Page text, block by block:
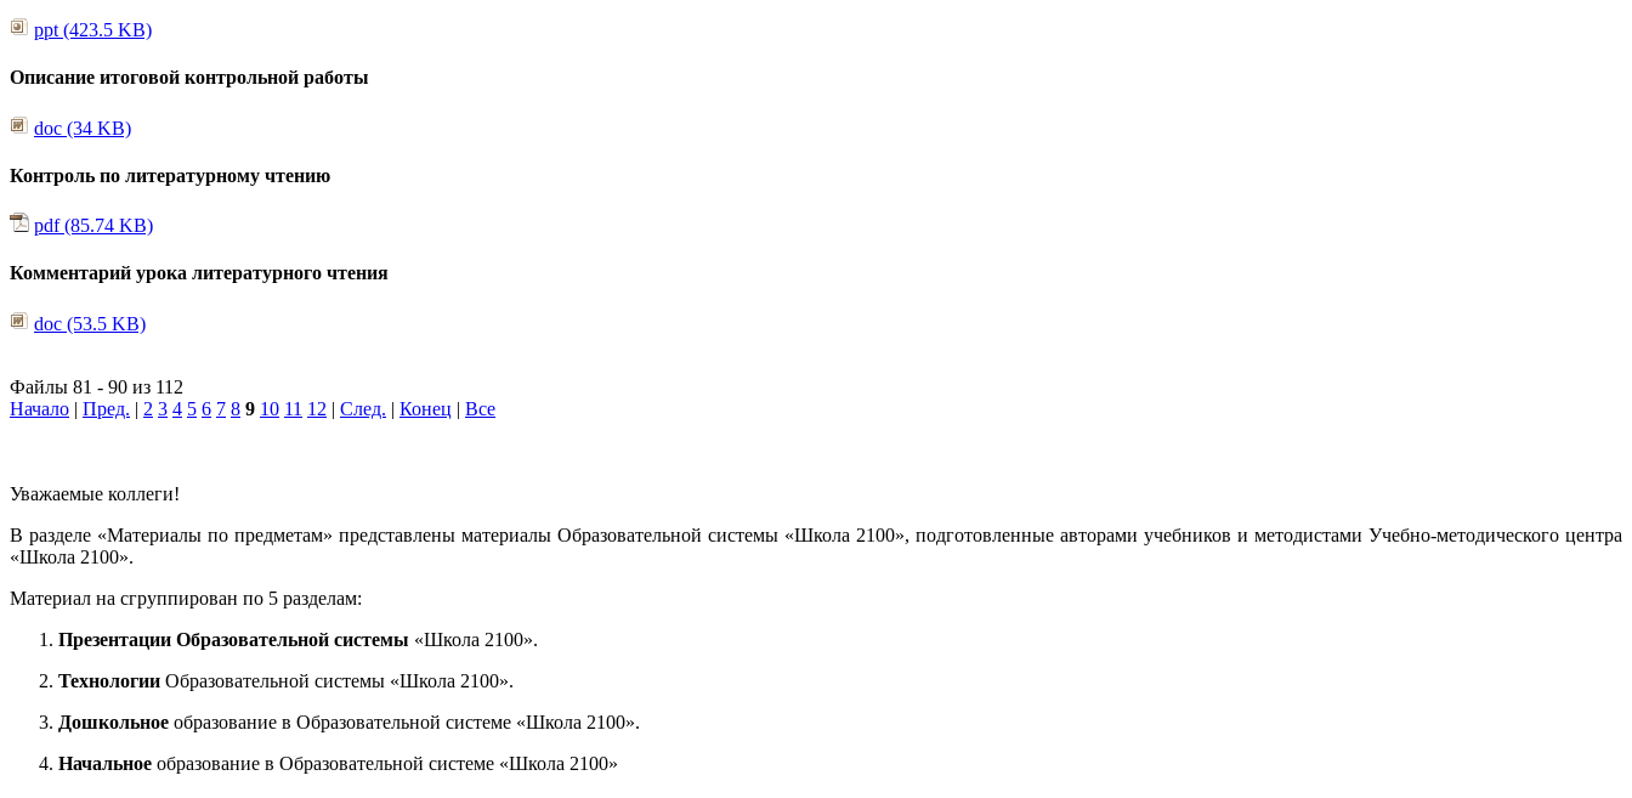
ppt (423.5 KB)
Описание итоговой контрольной работы
doc (34 KB)
Контроль по литературному чтению
pdf (85.74 KB)
Комментарий урока литературного чтения
doc (53.5 KB)
Файлы 81 - 90 из 112
Начало | Пред. | 2 3 4 5 6 7 8 9 10 11 12 | След. | Конец | Все
Уважаемые коллеги!
В разделе «Материалы по предметам» представлены материалы Образовательной системы «Школа 2100», подготовленные авторами учебников и методистами Учебно-методического центра
«Школа 2100».
Материал на сгруппирован по 5 разделам:
Презентации Образовательной системы «Школа 2100».
Технологии Образовательной системы «Школа 2100».
Дошкольное образование в Образовательной системе «Школа 2100».
Начальное образование в Образовательной системе «Школа 2100»